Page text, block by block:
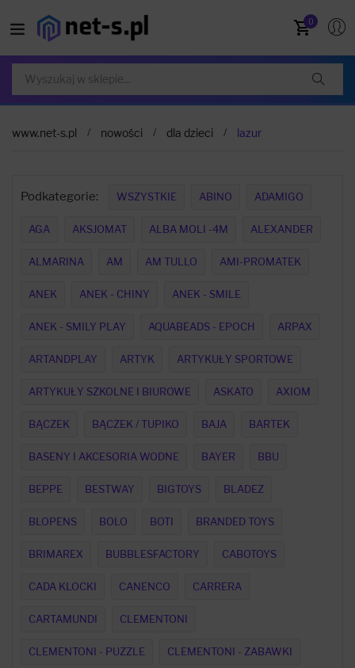
0
www.net-s.pl nowości dla dzieci lazur
Podkategorie: WSZYSTKIE ABINO ADAMIGO
AGA AKSJOMAT ALBA MOLI -4M ALEXANDER
ALMARINA AM AM TULLO AMI-PROMATEK
ANEK ANEK - CHINY ANEK - SMILE
ANEK - SMILY PLAY AQUABEADS - EPOCH ARPAX
ARTANDPLAY ARTYK ARTYKUŁY SPORTOWE
ARTYKUŁY SZKOLNE I BIUROWE ASKATO AXIOM
BĄCZEK BĄCZEK / TUPIKO BAJA BARTEK
BASENY I AKCESORIA WODNE BAYER BBU
BEPPE BESTWAY BIGTOYS BLADEZ
BLOPENS BOLO BOTI BRANDED TOYS
BRIMAREX BUBBLESFACTORY CABOTOYS
CADA KLOCKI CANENCO CARRERA
CARTAMUNDI CLEMENTONI
CLEMENTONI - PUZZLE CLEMENTONI - ZABAWKI